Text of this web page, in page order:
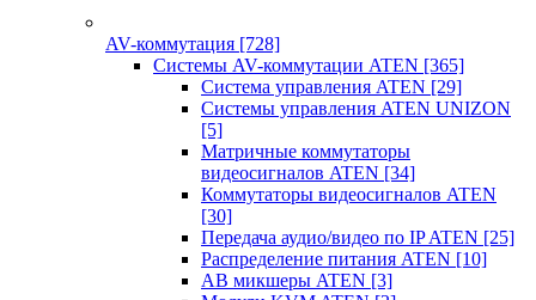
AV-коммутация [728]
Системы AV-коммутации ATEN [365]
Система управления ATEN [29]
Системы управления ATEN UNIZON
[5]
Матричные коммутаторы
видеосигналов ATEN [34]
Коммутаторы видеосигналов ATEN
[30]
Передача аудио/видео по IP ATEN [25]
Распределение питания ATEN [10]
АВ микшеры ATEN [3]